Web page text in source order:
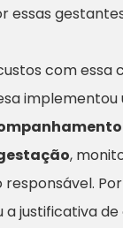
essas
com essa
implementou
,
justificativa de